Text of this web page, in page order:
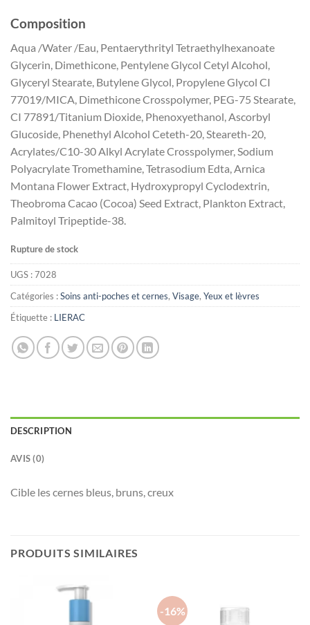
Composition
Aqua /Water /Eau, Pentaerythrityl Tetraethylhexanoate
Glycerin, Dimethicone, Pentylene Glycol Cetyl Alcohol,
Glyceryl Stearate, Butylene Glycol, Propylene Glycol CI
77019/MICA, Dimethicone Crosspolymer, PEG-75 Stearate,
CI 77891/Titanium Dioxide, Phenoxyethanol, Ascorbyl
Glucoside, Phenethyl Alcohol Ceteth-20, Steareth-20,
Acrylates/C10-30 Alkyl Acrylate Crosspolymer, Sodium
Polyacrylate Tromethamine, Tetrasodium Edta, Arnica
Montana Flower Extract, Hydroxypropyl Cyclodextrin,
Theobroma Cacao (Cocoa) Seed Extract, Plankton Extract,
Palmitoyl Tripeptide-38.
Rupture de stock
UGS :7028
Catégories :Soins anti-poches et cernes, Visage, Yeux et lèvres
Étiquette : LIERAC
DESCRIPTION
AVIS (0)
Cible les cernes bleus, bruns, creux
PRODUITS SIMILAIRES
-16%